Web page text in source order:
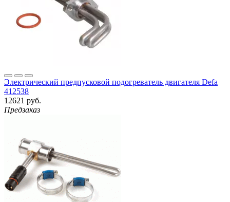
Электрический предпусковой подогреватель двигателя Defa
412538
12621 руб.
Предзаказ